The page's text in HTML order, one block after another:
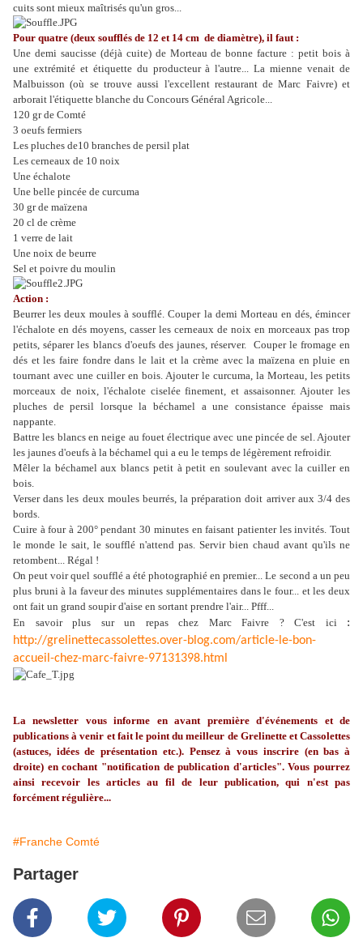
cuits sont mieux maîtrisés qu'un gros...
Pour quatre (deux soufflés de 12 et 14 cm de diamètre), il faut :
Une demi saucisse (déjà cuite) de Morteau de bonne facture : petit bois à
une extrémité et étiquette du producteur à l'autre... La mienne venait de
Malbuisson (où se trouve aussi l'excellent restaurant de Marc Faivre) et
arborait l'étiquette blanche du Concours Général Agricole...
120 gr de Comté
3 oeufs fermiers
Les pluches de10 branches de persil plat
Les cerneaux de 10 noix
Une échalote
Une belle pincée de curcuma
30 gr de maïzena
20 cl de crème
1 verre de lait
Une noix de beurre
Sel et poivre du moulin
Action :
Beurrer les deux moules à soufflé. Couper la demi Morteau en dés, émincer
l'échalote en dés moyens, casser les cerneaux de noix en morceaux pas trop
petits, séparer les blancs d'oeufs des jaunes, réserver. Couper le fromage en
dés et les faire fondre dans le lait et la crème avec la maïzena en pluie en
tournant avec une cuiller en bois. Ajouter le curcuma, la Morteau, les petits
morceaux de noix, l'échalote ciselée finement, et assaisonner. Ajouter les
pluches de persil lorsque la béchamel a une consistance épaisse mais
nappante.
Battre les blancs en neige au fouet électrique avec une pincée de sel. Ajouter
les jaunes d'oeufs à la béchamel qui a eu le temps de légèrement refroidir.
Mêler la béchamel aux blancs petit à petit en soulevant avec la cuiller en
bois.
Verser dans les deux moules beurrés, la préparation doit arriver aux 3/4 des
bords.
Cuire à four à 200° pendant 30 minutes en faisant patienter les invités. Tout
le monde le sait, le soufflé n'attend pas. Servir bien chaud avant qu'ils ne
retombent... Régal !
On peut voir quel soufflé a été photographié en premier... Le second a un peu
plus bruni à la faveur des minutes supplémentaires dans le four... et les deux
ont fait un grand soupir d'aise en sortant prendre l'air... Pfff...
En savoir plus sur un repas chez Marc Faivre ? C'est ici :
http://grelinettecassolettes.over-blog.com/article-le-bon-
accueil-chez-marc-faivre-97131398.html
Lanewsletter vous informe en avant première d'événements et de
publications à venir et fait le point du meilleur de Grelinetteet Cassolettes
(astuces, idées de présentation etc.). Pensez à vous inscrire (en bas à
droite) en cochant "notification de publication d'articles". Vous pourrez
ainsi recevoir les articles au fil de leur publication, qui n'est pas
forcément régulière...
#Franche Comté
Partager